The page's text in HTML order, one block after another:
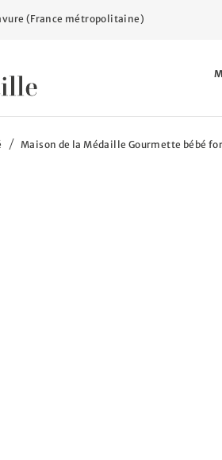
(France métropolitaine)
Maison de la Médaille Gourmette bébé